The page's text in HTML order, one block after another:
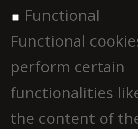
Functional
Functional
perform certain
functionalities
the content of